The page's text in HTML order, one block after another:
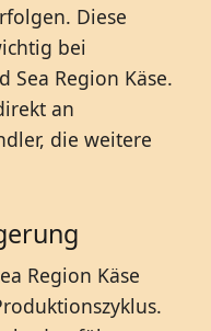
Diese
bei
Sea Region Käse.
an
die weitere
Region Käse